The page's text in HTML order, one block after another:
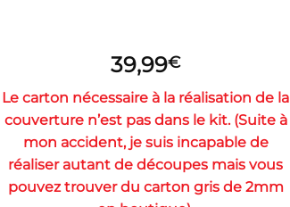
39,99€
Le carton nécessaire à la réalisation de la
couverture n’est pas dans le kit. (Suite à
mon accident, je suis incapable de
réaliser autant de découpes mais vous
pouvez trouver du carton gris de 2mm